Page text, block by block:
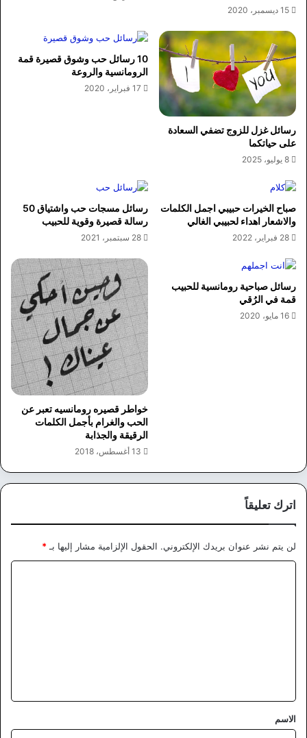
15 ديسمبر، 2020
رسائل غزل للزوج تضفي السعادة
على حياتكما
8 يوليو، 2025
10 رسائل حب وشوق قصيرة قمة
الرومانسية والروعة
17 فبراير، 2020
صباح الخيرات حبيبي اجمل الكلمات
والاشعار اهداء لحبيبي الغالي
28 فبراير، 2022
رسائل مسجات حب واشتياق 50
رسالة قصيرة وقوية للحبيب
28 سبتمبر، 2021
رسائل صباحية رومانسية للحبيب
قمة في الرُقي
16 مايو، 2020
خواطر قصيره رومانسيه تعبر عن
الحب والغرام بأجمل الكلمات
الرقيقة والجذابة
13 أغسطس، 2018
اترك تعليقاً
لن يتم نشر عنوان بريدك الإلكتروني. الحقول الإلزامية مشار إليها بـ *
*
الاسم